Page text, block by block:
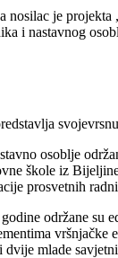
nosilac je projekta
i nastavnog
osoblje
škole iz
prosvetnih
održane su
dvije mlade